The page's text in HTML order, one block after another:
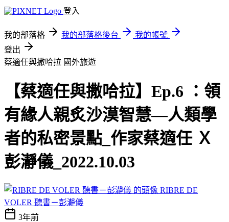
登入
我的部落格 我的部落格後台
我的帳號
登出
蔡適任與撒哈拉 國外旅遊
【蔡適任與撒哈拉】Ep.6 ：領
有緣人親炙沙漠智慧—人類學
者的私密景點_作家蔡適任 Ｘ
彭瀞儀_2022.10.03
RIBRE DE
VOLER 聽書－彭瀞儀
3年前